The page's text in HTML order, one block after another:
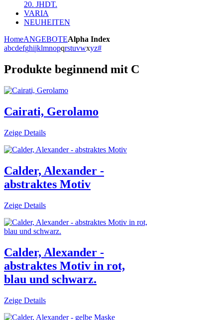
20. JHDT.
VARIA
NEUHEITEN
HomeANGEBOTEAlpha Index
abcdefghijklmnopqrstuvwxyz#
Produkte beginnend mit C
Cairati, Gerolamo
Zeige Details
Calder, Alexander -
abstraktes Motiv
Zeige Details
Calder, Alexander -
abstraktes Motiv in rot,
blau und schwarz.
Zeige Details